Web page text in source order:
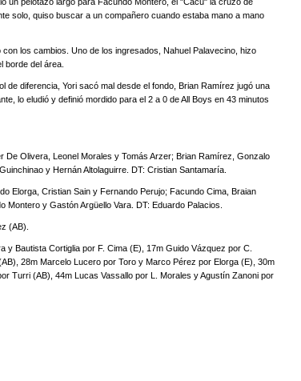
solo, quiso buscar a un compañero cuando estaba mano a mano
los cambios. Uno de los ingresados, Nahuel Palavecino, hizo
borde del área.
de diferencia, Yori sacó mal desde el fondo, Brian Ramírez jugó una
lo eludió y definió mordido para el 2 a 0 de All Boys en 43 minutos
De Olivera, Leonel Morales y Tomás Arzer; Brian Ramírez, Gonzalo
y Hernán Altolaguirre. DT: Cristian Santamaría.
Elorga, Cristian Sain y Fernando Perujo; Facundo Cima, Braian
Montero y Gastón Argüello Vara. DT: Eduardo Palacios.
(AB).
y Bautista Cortiglia por F. Cima (E), 17m Guido Vázquez por C.
28m Marcelo Lucero por Toro y Marco Pérez por Elorga (E), 30m
Turri (AB), 44m Lucas Vassallo por L. Morales y Agustín Zanoni por